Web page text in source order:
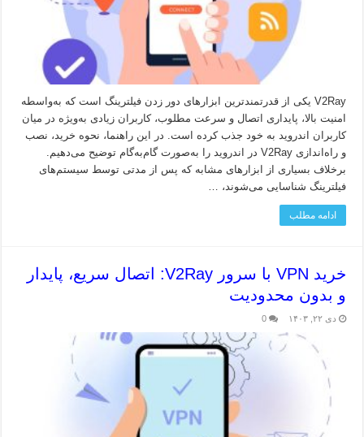
V2Ray یکی از قدرتمندترین ابزارهای دور زدن فیلترینگ است که به‌واسطه
امنیت بالا، پایداری اتصال و سرعت مطلوب، کاربران زیادی به‌ویژه در میان
کاربران اندروید به خود جذب کرده است. در این راهنما، نحوه خرید، نصب
و راه‌اندازی V2Ray در اندروید را به‌صورت گام‌به‌گام توضیح می‌دهیم.
برخلاف بسیاری از ابزارهای مشابه که پس از مدتی توسط سیستم‌های
فیلترینگ شناسایی می‌شوند، …
ادامه مطلب
خرید VPN با سرور V2Ray: اتصال سریع، پایدار
و بدون محدودیت
دی ۲۲, ۱۴۰۳ 0